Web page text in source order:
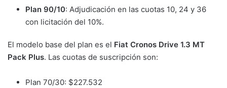
Plan 90/10: Adjudicación en las cuotas 10, 24 y 36
con licitación del 10%.
El modelo base del plan es el Fiat Cronos Drive 1.3 MT
Pack Plus. Las cuotas de suscripción son:
Plan 70/30: $227.532